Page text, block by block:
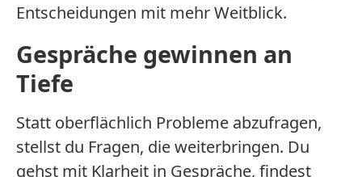
Entscheidungen mit mehr Weitblick.
Gespräche gewinnen an
Tiefe
Statt oberflächlich Probleme abzufragen,
stellst du Fragen, die weiterbringen. Du
gehst mit Klarheit in Gespräche, findest